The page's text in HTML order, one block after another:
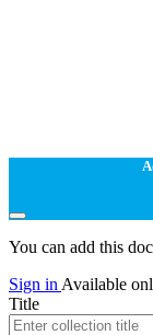
You can add this
Sign in Available
Title